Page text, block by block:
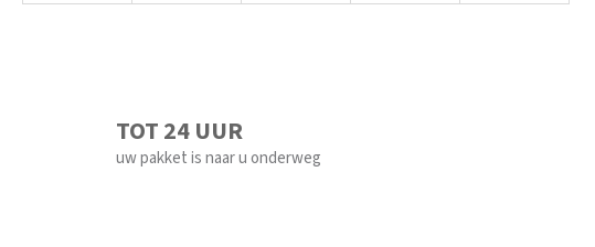
TOT 24 UUR
uw pakket is naar u onderweg